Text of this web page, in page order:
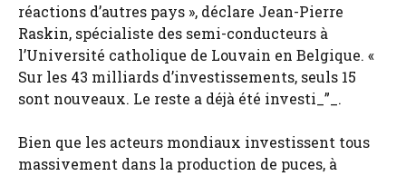
réactions d’autres pays », déclare Jean-Pierre
Raskin, spécialiste des semi-conducteurs à
l’Université catholique de Louvain en Belgique. «
Sur les 43 milliards d’investissements, seuls 15
sont nouveaux. Le reste a déjà été investi_”_.
Bien que les acteurs mondiaux investissent tous
massivement dans la production de puces, à